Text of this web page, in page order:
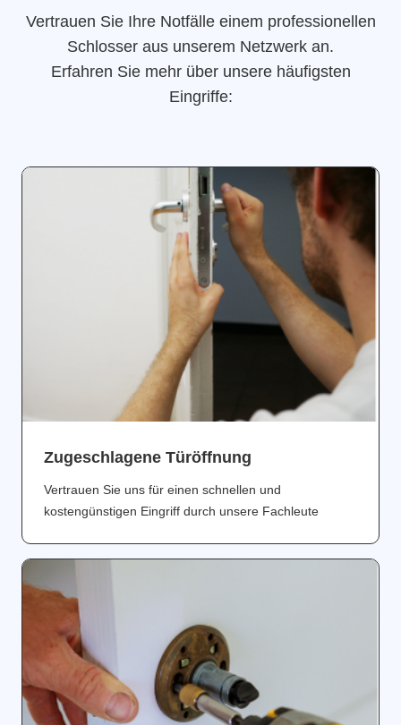
Vertrauen Sie Ihre Notfälle einem professionellen
Schlosser aus unserem Netzwerk an.
Erfahren Sie mehr über unsere häufigsten
Eingriffe:
Zugeschlagene Türöffnung
Vertrauen Sie uns für einen schnellen und
kostengünstigen Eingriff durch unsere Fachleute